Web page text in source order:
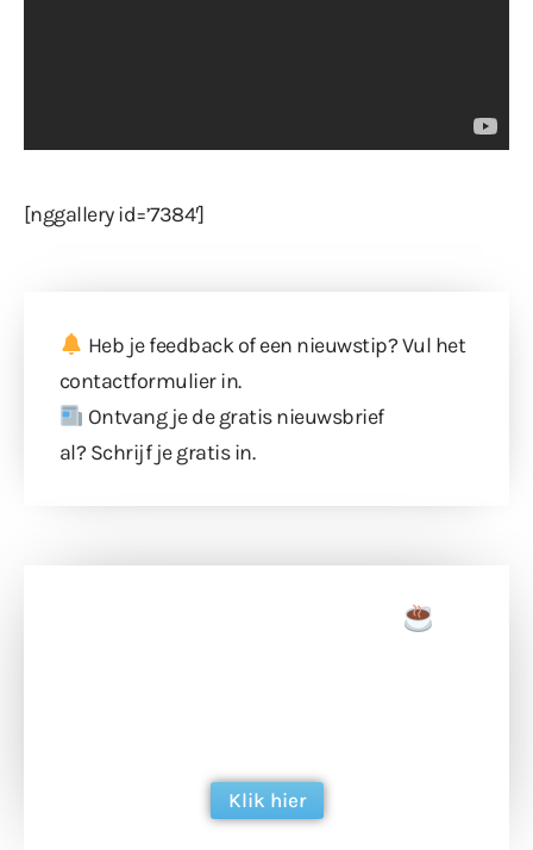
[nggallery id=’7384′]
Heb je feedback of een nieuwstip? Vul het
contactformulierin.
Ontvang je de gratis nieuwsbrief
al? Schrijf je gratis in.
Klik hier